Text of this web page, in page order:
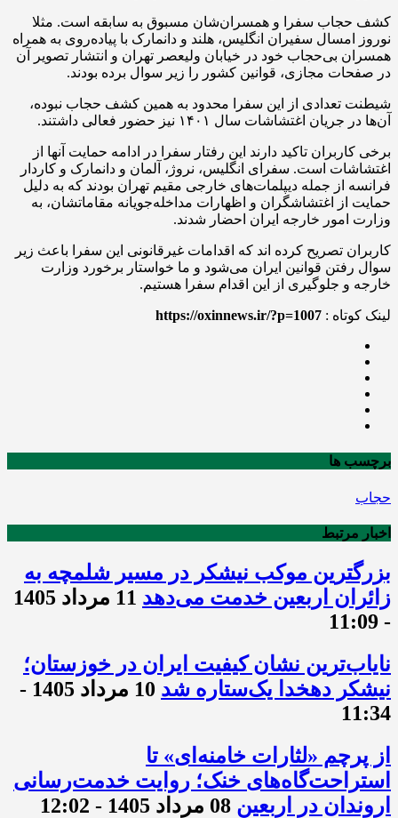
کشف حجاب سفرا و همسران‌شان مسبوق به سابقه است. مثلا
نوروز امسال سفیران انگلیس، هلند و دانمارک با پیاده‌روی به همراه
همسران بی‌حجاب خود در خیابان ولیعصر تهران و انتشار تصویر آن
در صفحات مجازی، قوانین کشور را زیر سوال برده بودند.
شیطنت‌ تعدادی از این سفرا محدود به همین کشف حجاب نبوده،
آن‌ها در جریان اغتشاشات سال ۱۴۰۱ نیز حضور فعالی داشتند.
برخی کاربران تاکید دارند این رفتار سفرا در ادامه حمایت آنها از
اغتشاشات است. سفرای انگلیس، نروژ، آلمان و دانمارک و کاردار
فرانسه از جمله دیپلمات‌های خارجی مقیم تهران بودند که به دلیل
حمایت از اغتشاشگران و اظهارات مداخله‌جویانه مقاماتشان، به
وزارت امور خارجه ایران احضار شدند.
کاربران تصریح کرده اند که اقدامات غیرقانونی این سفرا باعث زیر
سوال رفتن قوانین ایران می‌شود و ما خواستار برخورد وزارت
خارجه و جلوگیری از این اقدام سفرا هستیم.
لینک کوتاه : https://oxinnews.ir/?p=1007
برچسب ها
حجاب
اخبار مرتبط
بزرگترین موکب نیشکر در مسیر شلمچه به
زائران اربعین خدمت می‌دهد
11 مرداد 1405
- 11:09
نایاب‌ترین نشان کیفیت ایران در خوزستان؛
نیشکر دهخدا یک‌ستاره شد
10 مرداد 1405 -
11:34
از پرچم «لثارات خامنه‌ای» تا
استراحت‌گاه‌های خنک؛ روایت خدمت‌رسانی
اروندان در اربعین 08 مرداد 1405 - 12:02